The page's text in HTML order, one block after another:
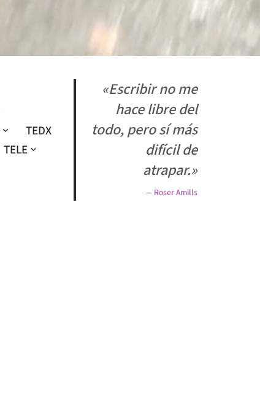
TEDX
TELE
«Escribir no me
hace libre del
todo, pero sí más
difícil de
atrapar.»
— Roser Amills